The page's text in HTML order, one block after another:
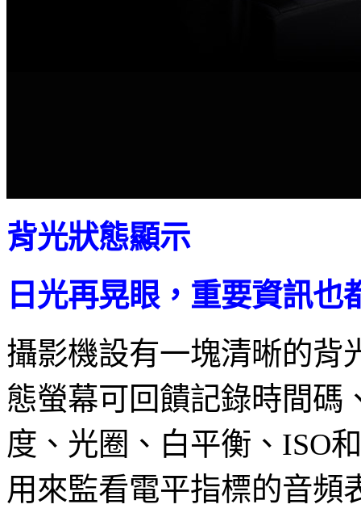
背光狀態顯示
日光再晃眼，重要資訊也
攝影機設有一塊清晰的背
態螢幕可回饋記錄時間碼
度、光圈、白平衡、ISO
用來監看電平指標的音頻